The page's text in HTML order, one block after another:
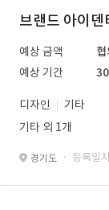
브랜드 아이
예상 금액
예상 기간
디자인
기타
기타 외 1개
경기도 · 등록일